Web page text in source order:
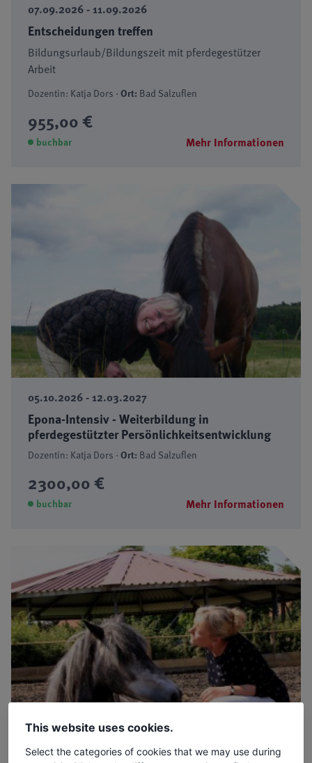
07.09.2026 - 11.09.2026
Entscheidungen treffen
Bildungsurlaub/Bildungszeit mit pferdegestützer
Arbeit
Dozentin: Katja Dors ·Ort: Bad Salzuflen
955,00 €
buchbar Mehr Informationen
05.10.2026 - 12.03.2027
Epona-Intensiv - Weiterbildung in
pferdegestützter Persönlichkeitsentwicklung
Dozentin: Katja Dors ·Ort: Bad Salzuflen
2300,00 €
buchbar Mehr Informationen
✓ Bildungsurlaub
10.05.2027 - 14.05.2027
This website uses cookies.
Select the categories of cookies that we may use during